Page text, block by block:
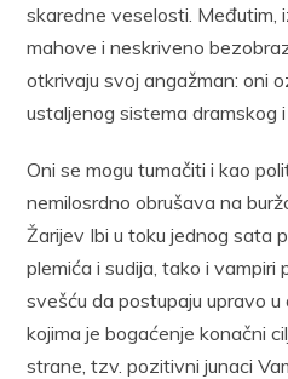
skaredne veselosti. Međutim,
mahove i neskriveno
otkrivaju svoj angažman: oni
ustaljenog sistema dramskog
Oni se mogu tumačiti i kao
nemilosrdno obrušava na
Žarijev Ibi u toku jednog sata
plemića i sudija, tako i vampiri
svešću da postupaju upravo u
kojima je bogaćenje konačni
strane, tzv. pozitivni junaci